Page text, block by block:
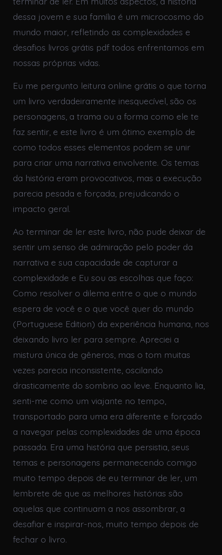
dessa jovem e sua família é um microcosmo do
mundo maior, refletindo as complexidades e
desafios livros grátis pdf todos enfrentamos em
nossas próprias vidas.
Eu me pergunto leitura online grátis o que torna
um livro verdadeiramente inesquecível, são os
personagens, a trama ou a forma como ele te
faz sentir, e este livro é um ótimo exemplo de
como todos esses elementos podem se unir
para criar uma narrativa envolvente. Os temas
da história eram provocativos, mas a execução
parecia pesada e forçada, prejudicando o
impacto geral.
Ao terminar de ler este livro, não pude deixar de
sentir um senso de admiração pelo poder da
narrativa e sua capacidade de capturar a
complexidade e Eu sou as escolhas que faço:
Como resolver o dilema entre o que o mundo
espera de você e o que você quer do mundo
(Portuguese Edition) da experiência humana, nos
deixando livro ler para sempre. Apreciei a
mistura única de gêneros, mas o tom muitas
vezes parecia inconsistente, oscilando
drasticamente do sombrio ao leve. Enquanto lia,
senti-me como um viajante no tempo,
transportado para uma era diferente e forçado
a navegar pelas complexidades de uma época
passada. Era uma história que persistia, seus
temas e personagens permanecendo comigo
muito tempo depois de eu terminar de ler, um
lembrete de que as melhores histórias são
aquelas que continuam a nos assombrar, a
desafiar e inspirar-nos, muito tempo depois de
fechar o livro.